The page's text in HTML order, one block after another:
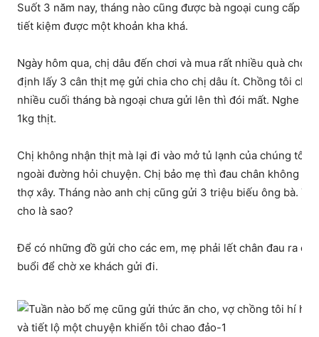
Suốt 3 năm nay, tháng nào cũng được bà ngoại cung cấp
tiết kiệm được một khoản kha khá.
Ngày hôm qua, chị dâu đến chơi và mua rất nhiều quà cho
định lấy 3 cân thịt mẹ gửi chia cho chị dâu ít. Chồng tôi
nhiều cuối tháng bà ngoại chưa gửi lên thì đói mất. Nghe
1kg thịt.
Chị không nhận thịt mà lại đi vào mở tủ lạnh của chúng tôi
ngoài đường hỏi chuyện. Chị bảo mẹ thì đau chân không
thợ xây. Tháng nào anh chị cũng gửi 3 triệu biếu ông bà.
cho là sao?
Để có những đồ gửi cho các em, mẹ phải lết chân đau ra
buổi để chờ xe khách gửi đi.